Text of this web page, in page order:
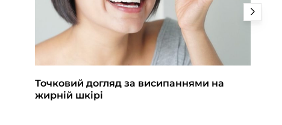
Точковий догляд за висипаннями на
жирній шкірі